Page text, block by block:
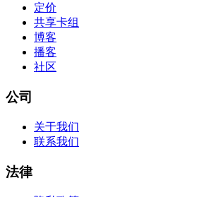
定价
共享卡组
博客
播客
社区
公司
关于我们
联系我们
法律